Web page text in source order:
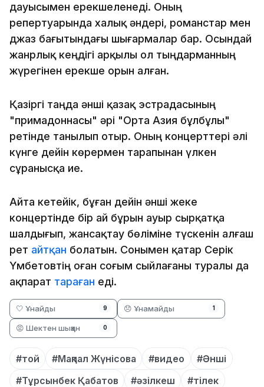
дауысымен ерекшеленеді. Оның
репертуарында халық әндері, романстар мен
джаз бағытындағы шығармалар бар. Осындай
жанрлық кеңдігі арқылы ол тыңдарманның
жүрегінен ерекше орын алған.
Қазіргі таңда әнші қазақ эстрадасының
"примадоннасы" әрі "Орта Азия бұлбұлы"
ретінде танылып отыр. Оның концерттері әлі
күнге дейін көрермен тарапынан үлкен
сұранысқа ие.
Айта кетейік, бұған дейін әнші жеке
концертінде бір ай бұрын ауыр сырқатқа
шалдығып, жансақтау бөліміне түскенін алғаш
рет айтқан болатын. Сонымен қатар Серік
Үмбетовтің оған соғым сыйлағаны туралы да
ақпарат тараған еді.
🤍 Ұнайды 9 😞 Ұнамайды 1
😡 Шектен шыққан 0
#той #Мақпал Жүнісова #видео
#Әнші
#Тұрсынбек Қабатов
#әзілкеш #тілек